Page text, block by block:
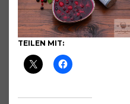
TEILEN MIT: